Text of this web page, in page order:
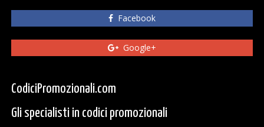
Facebook
Google+
CodiciPromozionali.com
Gli specialisti in codici promozionali